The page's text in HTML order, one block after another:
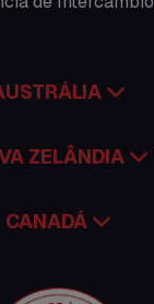
ZELÂNDIA
CANADÁ